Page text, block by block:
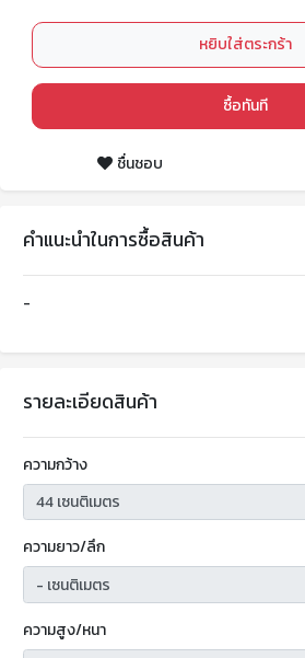
หยิบใส่ตระกร้า
ซื้อทันที
ชื่นชอบ
คำแนะนำในการซื้อสินค้า
-
รายละเอียดสินค้า
ความกว้าง
ความยาว/ลึก
ความสูง/หนา